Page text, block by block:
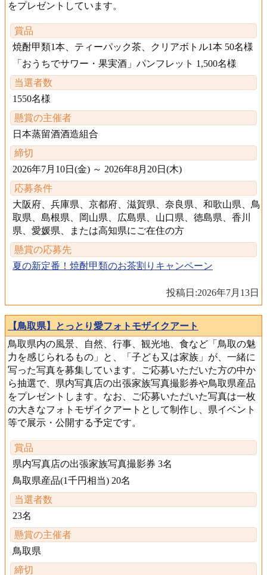
をプレゼントしています。
賞品
焼酎甲類1本、ティーパック茶、クリアボトル1本 50名様
「おうちでサワー・果実酒」パンフレット 1,500名様
当選者数
1550名様
懸賞の主催者
日本蒸留酒酒造組合
締切
2026年7月10日(金) ～ 2026年8月20日(木)
応募条件
大阪府、兵庫県、京都府、滋賀県、奈良県、和歌山県、鳥
取県、島根県、岡山県、広島県、山口県、徳島県、香川
県、愛媛県、または高知県にご在住の方
懸賞の応募先
夏の新定番！焼酎甲類のお茶割りキャンペーン
投稿日:2026年7月13日
【鳥取県】とっとり愛フォトモザイクアート
鳥取県内の風景、自然、行事、観光地、食など「鳥取の魅
力を感じられるもの」と、「子ども又は家族」が、一緒に
写った写真を募集しています。ご応募いただいた方の中か
ら抽選で、県内写真店の出張家族写真撮影券や鳥取県産品
をプレゼントします。なお、ご応募いただいた写真は一枚
の大きなフォトモザイクアートとして制作し、県イベント
等で展示・公開する予定です。
賞品
県内写真店の出張家族写真撮影券 3名
鳥取県産品(1千円相当) 20名
当選者数
23名
懸賞の主催者
鳥取県
締切